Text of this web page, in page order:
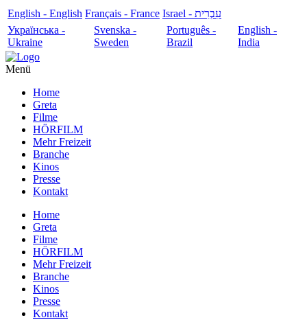
English - English Français - France
עִבְרִית - Israel
Українська -
Ukraine
Svenska -
Sweden
Português -
Brazil
English -
India
Menü
Home
Greta
Filme
HÖRFILM
Mehr Freizeit
Branche
Kinos
Presse
Kontakt
Home
Greta
Filme
HÖRFILM
Mehr Freizeit
Branche
Kinos
Presse
Kontakt